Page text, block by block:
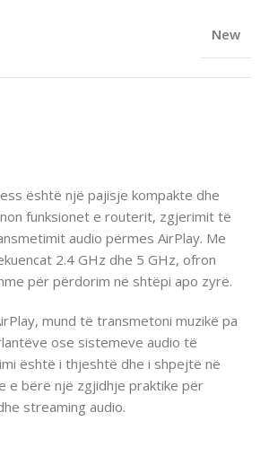
është një pajisje kompakte dhe
funksionet e routerit, zgjerimit të
audio përmes AirPlay. Me
2.4 GHz dhe 5 GHz, ofron
për përdorim në shtëpi apo zyrë.
mund të transmetoni muzikë pa
ose sistemeve audio të
është i thjeshtë dhe i shpejtë në
e bërë një zgjidhje praktike për
streaming audio.
New